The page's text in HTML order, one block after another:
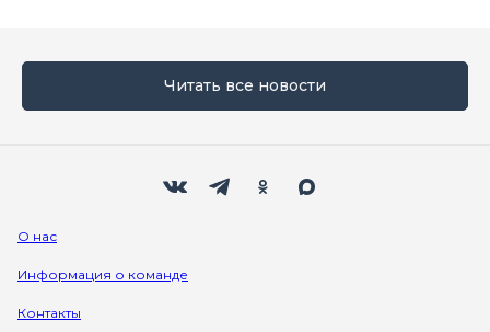
Читать все новости
О нас
Информация о команде
Контакты